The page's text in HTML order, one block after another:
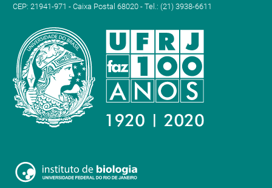
CEP: 21941-971 - Caixa Postal 68020 - Tel.: (21) 3938-6611